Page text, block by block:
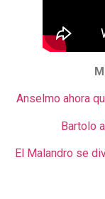
Anselmo ahora
Bartolo
El Malandro se